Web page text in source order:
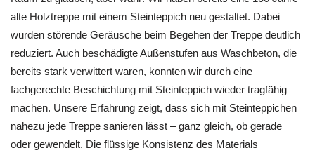
alte Holztreppe mit einem Steinteppich neu gestaltet. Dabei
wurden störende Geräusche beim Begehen der Treppe deutlich
reduziert. Auch beschädigte Außenstufen aus Waschbeton, die
bereits stark verwittert waren, konnten wir durch eine
fachgerechte Beschichtung mit Steinteppich wieder tragfähig
machen. Unsere Erfahrung zeigt, dass sich mit Steinteppichen
nahezu jede Treppe sanieren lässt – ganz gleich, ob gerade
oder gewendelt. Die flüssige Konsistenz des Materials